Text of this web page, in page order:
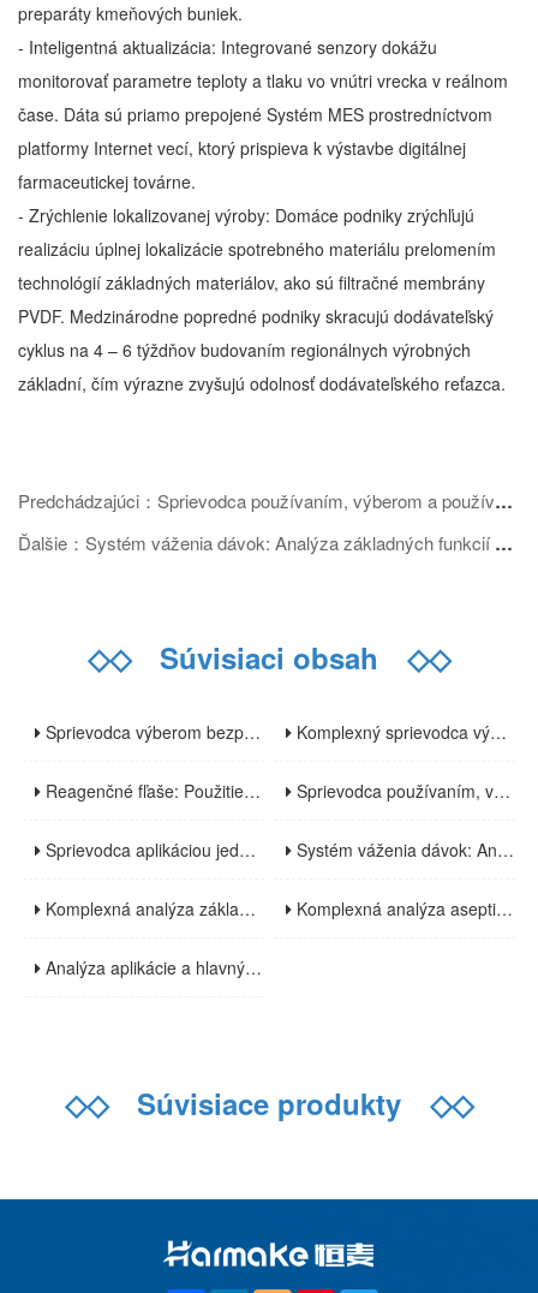
preparáty kmeňových buniek.
- Inteligentná aktualizácia: Integrované senzory dokážu
monitorovať parametre teploty a tlaku vo vnútri vrecka v reálnom
čase. Dáta sú priamo prepojené Systém MES prostredníctvom
platformy Internet vecí, ktorý prispieva k výstavbe digitálnej
farmaceutickej továrne.
- Zrýchlenie lokalizovanej výroby: Domáce podniky zrýchľujú
realizáciu úplnej lokalizácie spotrebného materiálu prelomením
technológií základných materiálov, ako sú filtračné membrány
PVDF. Medzinárodne popredné podniky skracujú dodávateľský
cyklus na 4 – 6 týždňov budovaním regionálnych výrobných
základní, čím výrazne zvyšujú odolnosť dodávateľského reťazca.
Predchádzajúci：Sprievodca používaním, výberom a používaním dýchacích vakov: Komplexná analýza od medicínskych až po priemyselné scenáre
Ďalšie：Systém váženia dávok: Analýza základných funkcií a efektívne aplikácie vo viacerých odvetviach
◇◇Súvisiaci obsah ◇◇
Sprievodca výberom bezprašných utierok: Analýza charakteristík, aplikácií a kľúčových bodov výberu Komplexný sprievodca výberom laboratórnych odberových fliaš: Materiály, špecifikácie a aplikačné scenáre
Reagenčné fľaše: Použitie, základy dizajnu a pokyny pre bezpečné používanie Sprievodca používaním, výberom a používaním dýchacích vakov: Komplexná analýza od medicínskych až po priemyselné scenáre
Sprievodca aplikáciou jednorazových vreciek na skladovanie tekutín v biofarmaceutickej výrobe: Hlavné výhody a kľúčové body výberu Systém váženia dávok: Analýza základných funkcií a efektívne aplikácie vo viacerých odvetviach
Komplexná analýza základných komponentov a technologických výhod systému na prepravu prášku Komplexná analýza aseptických kontinuálnych vreciek: vlastnosti materiálu, výrobné procesy a oblasti použitia
Analýza aplikácie a hlavných výhod flexibilných izolátorov vo farmaceutickom priemysle
◇◇Súvisiace produkty ◇◇